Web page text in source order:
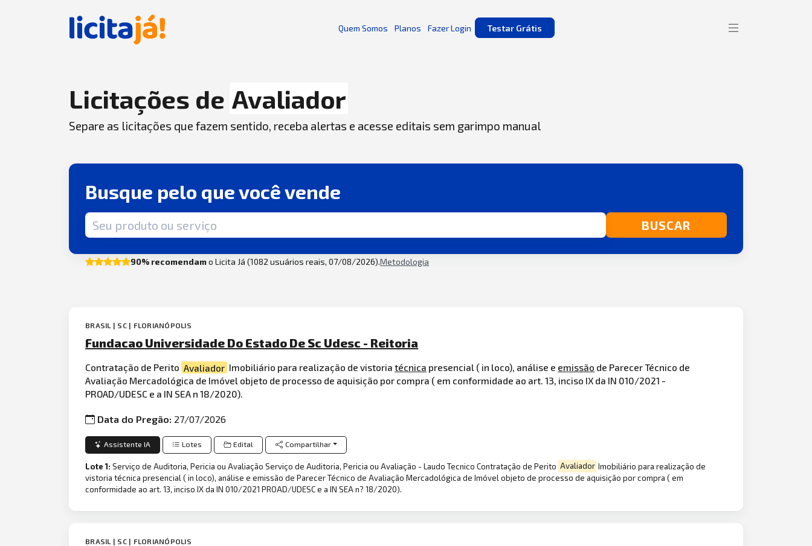
Quem Somos Planos Fazer Login Testar Grátis
Licitações de Avaliador
Separe as licitações que fazem sentido, receba alertas e acesse editais sem garimpo manual
Busque pelo que você vende
Termo de busca BUSCAR
90% recomendamo Licita Já (1082 usuários reais, 07/08/2026).Metodologia
BRASIL | SC | FLORIANÓPOLIS
Fundacao Universidade Do Estado De Sc Udesc - Reitoria
Contratação de Perito Avaliador Imobiliário para realização de vistoriatécnica presencial ( in loco), análise e emissão de Parecer Técnico de
Avaliação Mercadológica de Imóvel objeto de processo de aquisição por compra ( em conformidade ao art. 13, inciso IX da IN 010/2021 -
PROAD/UDESC e a IN SEA n 18/2020).
Data do Pregão: 27/07/2026
Assistente IA Lotes Edital Compartilhar
Lote 1:Serviço de Auditoria, Pericia ou Avaliação Serviço de Auditoria, Pericia ou Avaliação - Laudo Tecnico Contratação de Perito Avaliador Imobiliário para realização de
vistoria técnica presencial ( in loco), análise e emissão de Parecer Técnico de Avaliação Mercadológica de Imóvel objeto de processo de aquisição por compra ( em
conformidade ao art. 13, inciso IX da IN 010/2021 PROAD/UDESC e a IN SEA n? 18/2020).
BRASIL | SC | FLORIANÓPOLIS